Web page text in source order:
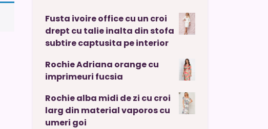
Fusta ivoire office cu un croi
drept cu talie inalta din stofa
subtire captusita pe interior
Rochie Adriana orange cu
imprimeuri fucsia
Rochie alba midi de zi cu croi
larg din material vaporos cu
umeri goi